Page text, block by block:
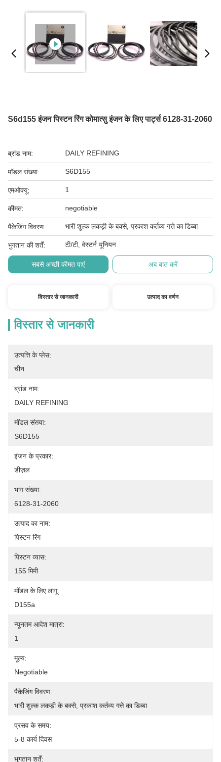
S6d155 इंजन पिस्टन रिंग कोमात्सु इंजन के लिए पार्ट्स 6128-31-2060
ब्रांड नाम: DAILY REFINING
मॉडल संख्या: S6D155
एमओक्यू: 1
कीमत: negotiable
पैकेजिंग विवरण: भारी शुल्क लकड़ी के बक्से, प्रकाश कर्तव्य गत्ते का डिब्बा
भुगतान की शर्तें: टी/टी, वेस्टर्न यूनियन
सबसे अच्छी कीमत पाएं अब बात करें
विस्तार से जानकारी उत्पाद का वर्णन
विस्तार से जानकारी
उत्पत्ति के प्लेस:
चीन
ब्रांड नाम:
DAILY REFINING
मॉडल संख्या:
S6D155
इंजन के प्रकार:
डीज़ल
भाग संख्या:
6128-31-2060
उत्पाद का नाम:
पिस्टन रिंग
पिस्टन व्यास:
155 मिमी
मॉडल के लिए लागू:
D155a
न्यूनतम आदेश मात्रा:
1
मूल्य:
Negotiable
पैकेजिंग विवरण:
भारी शुल्क लकड़ी के बक्से, प्रकाश कर्तव्य गत्ते का डिब्बा
प्रसव के समय:
5-8 कार्य दिवस
भुगतान शर्तें: